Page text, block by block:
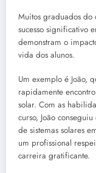
Muitos graduados do
sucesso significativo
demonstram o
vida dos alunos.
Um exemplo é João,
rapidamente
solar. Com as
curso, João
de sistemas solares
um profissional
carreira gratificante.